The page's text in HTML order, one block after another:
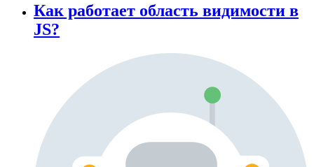
Как работает область видимости в
JS?